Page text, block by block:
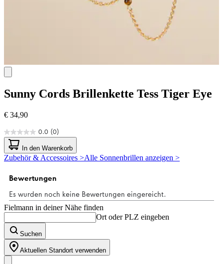
Sunny Cords Brillenkette Tess Tiger Eye
€ 34,90
0.0 (0)
0.0
von
5
Sternen.
In den Warenkorb
Zubehör & Accessoires >Alle Sonnenbrillen anzeigen >
Fielmann in deiner Nähe finden
Ort oder PLZ eingeben
Suchen
Aktuellen Standort verwenden